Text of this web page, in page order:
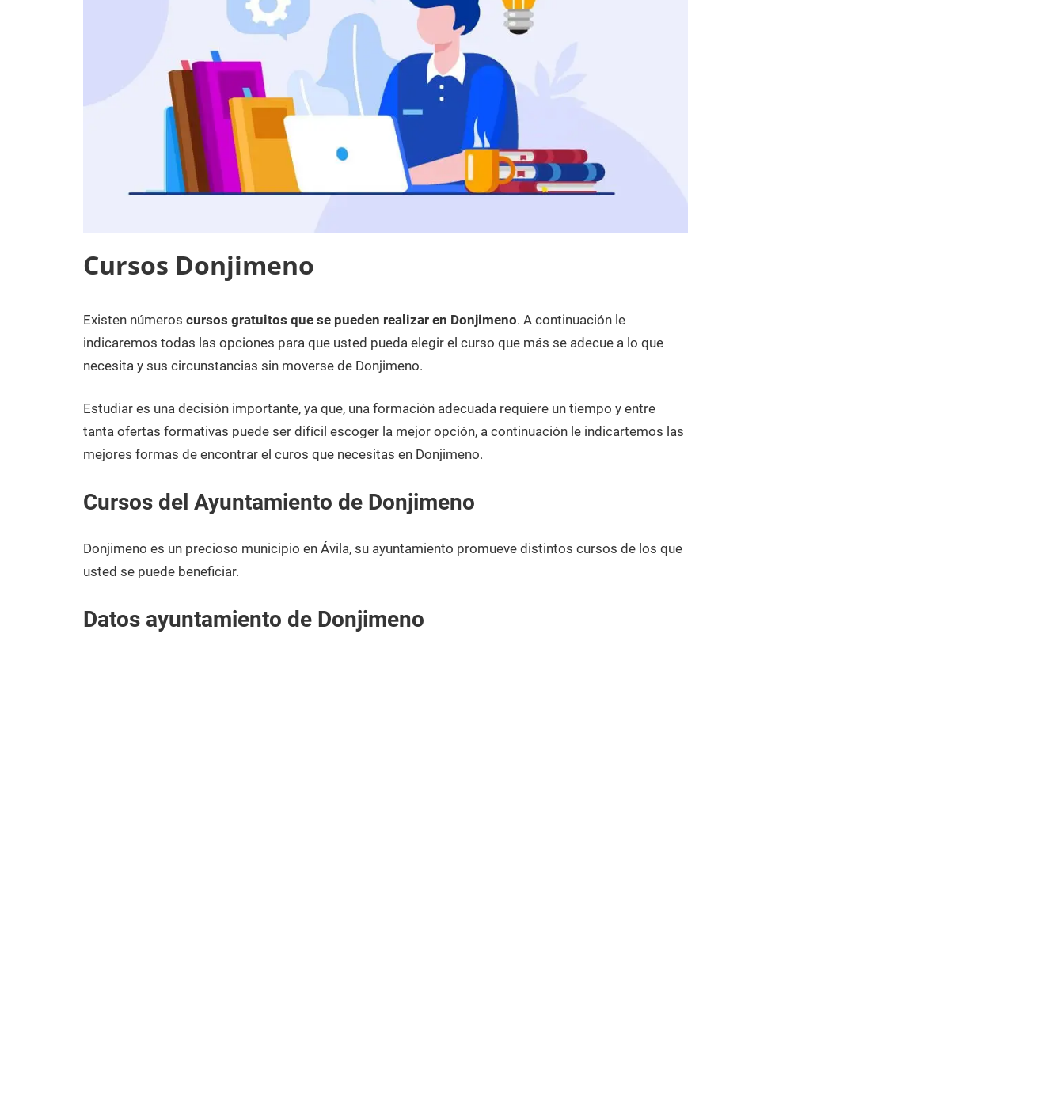
Cursos Donjimeno
10
de
noviembre
2020
Maria
Cursos
en
Ávila
Existen números cursos gratuitos que se pueden realizar en Donjimeno. A continuación le
indicaremos todas las opciones para que usted pueda elegir el curso que más se adecue a lo que
necesita y sus circunstancias sin moverse de Donjimeno.
Estudiar es una decisión importante, ya que, una formación adecuada requiere un tiempo y entre
tanta ofertas formativas puede ser difícil escoger la mejor opción, a continuación le indicartemos las
mejores formas de encontrar el curos que necesitas en Donjimeno.
Cursos del Ayuntamiento de Donjimeno
Donjimeno es un precioso municipio en Ávila, su ayuntamiento promueve distintos cursos de los que
usted se puede beneficiar.
Datos ayuntamiento de Donjimeno